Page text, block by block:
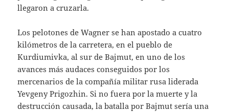
llegaron a cruzarla.
Los pelotones de Wagner se han apostado a cuatro
kilómetros de la carretera, en el pueblo de
Kurdiumivka, al sur de Bajmut, en uno de los
avances más audaces conseguidos por los
mercenarios de la compañía militar rusa liderada
Yevgeny Prigozhin. Si no fuera por la muerte y la
destrucción causada, la batalla por Bajmut sería una